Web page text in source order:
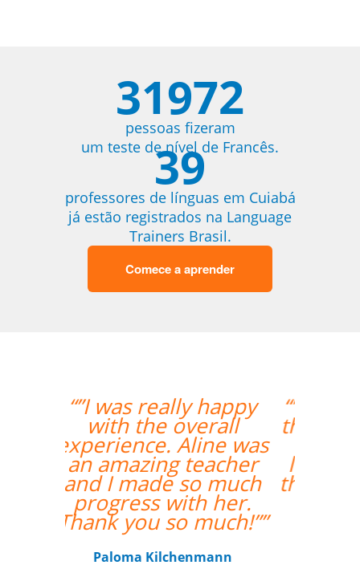
31972
pessoas fizeram
um teste de nível de Francês.
39
professores de línguas em Cuiabá
já estão registrados na Language
Trainers Brasil.
Comece a aprender
“”Amazing how quickly
the two weeks went by
and tomorrow is my
last day with Milena. I
thoroughly enjoyed my
classes and would
recommend her
anytime. ””